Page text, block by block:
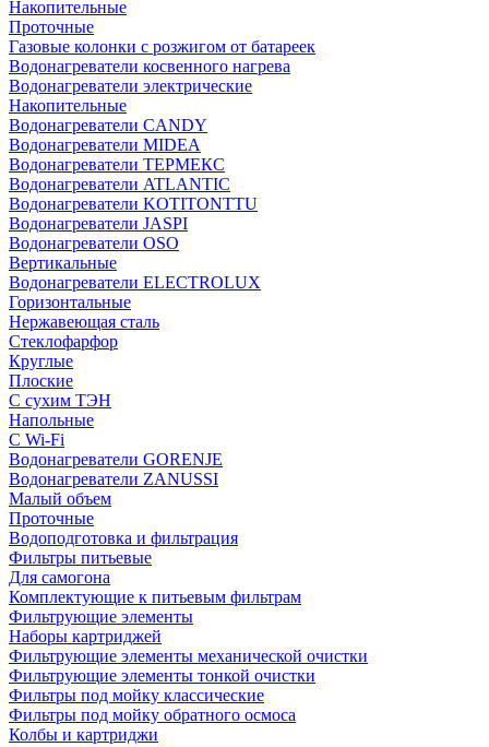
Накопительные
Проточные
Газовые колонки с розжигом от батареек
Водонагреватели косвенного нагрева
Водонагреватели электрические
Накопительные
Водонагреватели CANDY
Водонагреватели MIDEA
Водонагреватели ТЕРМЕКС
Водонагреватели ATLANTIC
Водонагреватели KOTITONTTU
Водонагреватели JASPI
Водонагреватели OSO
Вертикальные
Водонагреватели ELECTROLUX
Горизонтальные
Нержавеющая сталь
Стеклофарфор
Круглые
Плоские
С сухим ТЭН
Напольные
С Wi-Fi
Водонагреватели GORENJE
Водонагреватели ZANUSSI
Малый объем
Проточные
Водоподготовка и фильтрация
Фильтры питьевые
Для самогона
Комплектующие к питьевым фильтрам
Фильтрующие элементы
Наборы картриджей
Фильтрующие элементы механической очистки
Фильтрующие элементы тонкой очистки
Фильтры под мойку классические
Фильтры под мойку обратного осмоса
Колбы и картриджи